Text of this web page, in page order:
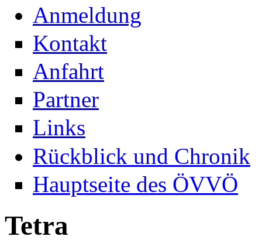
Anmeldung
Kontakt
Anfahrt
Partner
Links
Rückblick und Chronik
Hauptseite des ÖVVÖ
Tetra